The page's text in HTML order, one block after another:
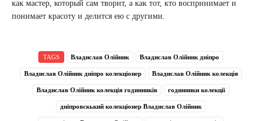
как мастер, который сам творит, а как тот, кто воспринимает и
понимает красоту и делится ею с другими.
TAGS Владислав Олійник Владислав Олійник дніпро
Владислав Олійник дніпро колекціонер Владислав Олійник колекція
Владислав Олійник колекція годинників годинники колекції
дніпровскький колекціонер Владислав Олійник